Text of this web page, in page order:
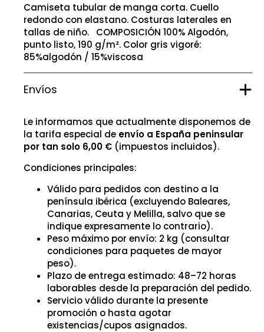
Camiseta tubular de manga corta. Cuello
redondo con elastano. Costuras laterales en
tallas de niño. COMPOSICIÓN 100% Algodón,
punto listo, 190 g/m². Color gris vigoré:
85%algodón / 15%viscosa
Envíos
Le informamos que actualmente disponemos de
la tarifa especial de envío a España peninsular
por tan solo 6,00 € (impuestos incluidos).
Condiciones principales:
Válido para pedidos con destino a la
península ibérica (excluyendo Baleares,
Canarias, Ceuta y Melilla, salvo que se
indique expresamente lo contrario).
Peso máximo por envío: 2 kg (consultar
condiciones para paquetes de mayor
peso).
Plazo de entrega estimado: 48–72 horas
laborables desde la preparación del pedido.
Servicio válido durante la presente
promoción o hasta agotar
existencias/cupos asignados.